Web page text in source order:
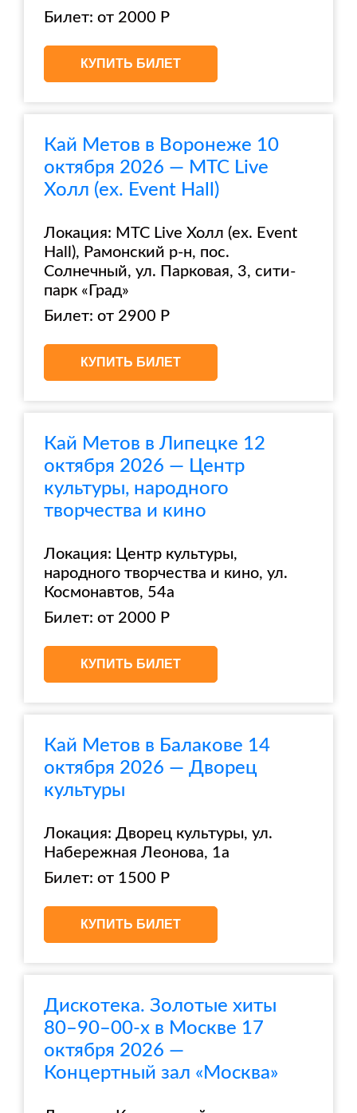
Билет: от 2000 Р
КУПИТЬ БИЛЕТ
Кай Метов в Воронеже 10
октября 2026 — МТС Live
Холл (ex. Event Hall)
Локация: МТС Live Холл (ex. Event
Hall), Рамонский р-н, пос.
Солнечный, ул. Парковая, 3, сити-
парк «Град»
Билет: от 2900 Р
КУПИТЬ БИЛЕТ
Кай Метов в Липецке 12
октября 2026 — Центр
культуры, народного
творчества и кино
Локация: Центр культуры,
народного творчества и кино, ул.
Космонавтов, 54а
Билет: от 2000 Р
КУПИТЬ БИЛЕТ
Кай Метов в Балакове 14
октября 2026 — Дворец
культуры
Локация: Дворец культуры, ул.
Набережная Леонова, 1а
Билет: от 1500 Р
КУПИТЬ БИЛЕТ
Дискотека. Золотые хиты
80–90–00-х в Москве 17
октября 2026 —
Концертный зал «Москва»